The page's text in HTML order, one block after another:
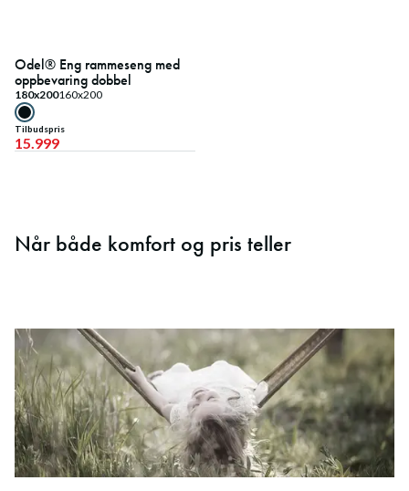
Fast lavpris
Odel® Eng rammeseng med
oppbevaring dobbel
180x200160x200
Tilbudspris
15.999
Når både komfort og pris teller